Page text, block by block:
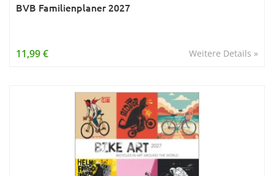
BVB Familienplaner 2027
Weitere Details »
11,99 €